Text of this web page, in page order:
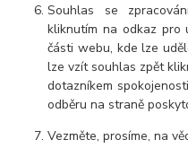
Souhlas se
kliknutím na odkaz pro
části webu, kde lze
lze vzít souhlas zpět
dotazníkem
odběru na straně
Vezměte, prosíme, na